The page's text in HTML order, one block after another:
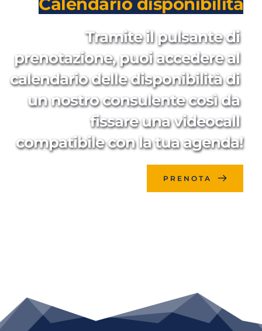
Tramite il pulsante di
prenotazione, puoi accedere al
calendario delle disponibilità di
un nostro consulente così da
fissare una videocall
compatibile con la tua agenda!
PRENOTA